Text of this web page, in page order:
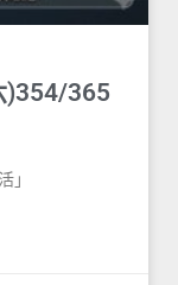
)354/365
」